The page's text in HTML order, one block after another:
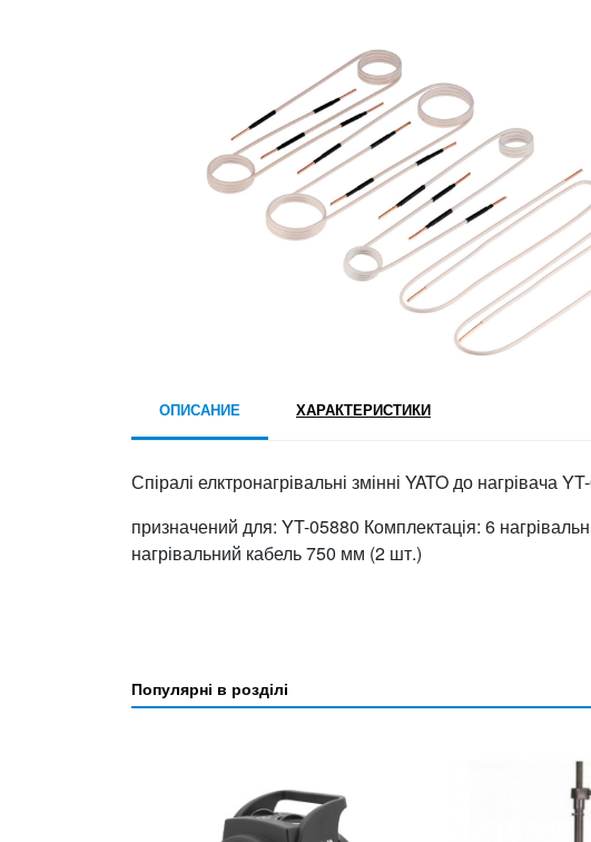
ОПИСАНИЕ ХАРАКТЕРИСТИКИ
Спіралі елктронагрівальні змінні YATO до
призначений для: YT-05880 Комплектація: 6
нагрівальний кабель 750 мм (2 шт.)
Популярні в розділі